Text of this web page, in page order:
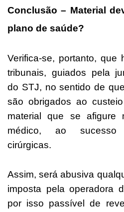
Conclusão – Material
plano de saúde?
Verifica-se, portanto, que
tribunais, guiados pela
do STJ, no sentido de
são obrigados ao
material que se afigure
médico, ao sucesso
cirúrgicas.
Assim, será abusiva
imposta pela operadora
por isso passível de